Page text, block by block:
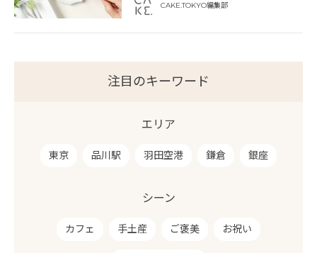
CAKE.TOKYO編集部
注目のキーワード
エリア
東京 品川駅 羽田空港 鎌倉 銀座
シーン
カフェ 手土産 ご褒美 お祝い